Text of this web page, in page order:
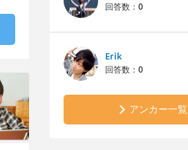
回答数： 0
Erik
回答数： 0
アンカー一覧